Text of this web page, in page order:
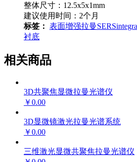
整体尺寸：12.5x5x1mm
建议使用时间：2个月
标签： 表面增强拉曼SERS
衬底
相关商品
3D共聚焦显微拉曼光谱仪
￥0.00
3D显微镜激光拉曼光谱系统
￥0.00
三维激光显微共聚焦拉曼光谱仪